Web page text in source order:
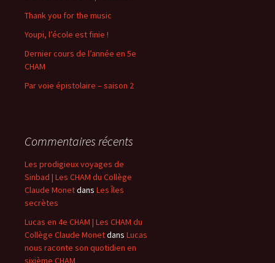
Thank you for the music
Youpi, l’école est finie !
Dernier cours de l’année en 5e
CHAM
Par voie épistolaire – saison 2
Commentaires récents
Les prodigieux voyages de
Sinbad | Les CHAM du Collège
Claude Monetdans Les Îles
secrètes
Lucas en 4e CHAM | Les CHAM du
Collège Claude Monetdans Lucas
nous raconte son quotidien en
sixième CHAM